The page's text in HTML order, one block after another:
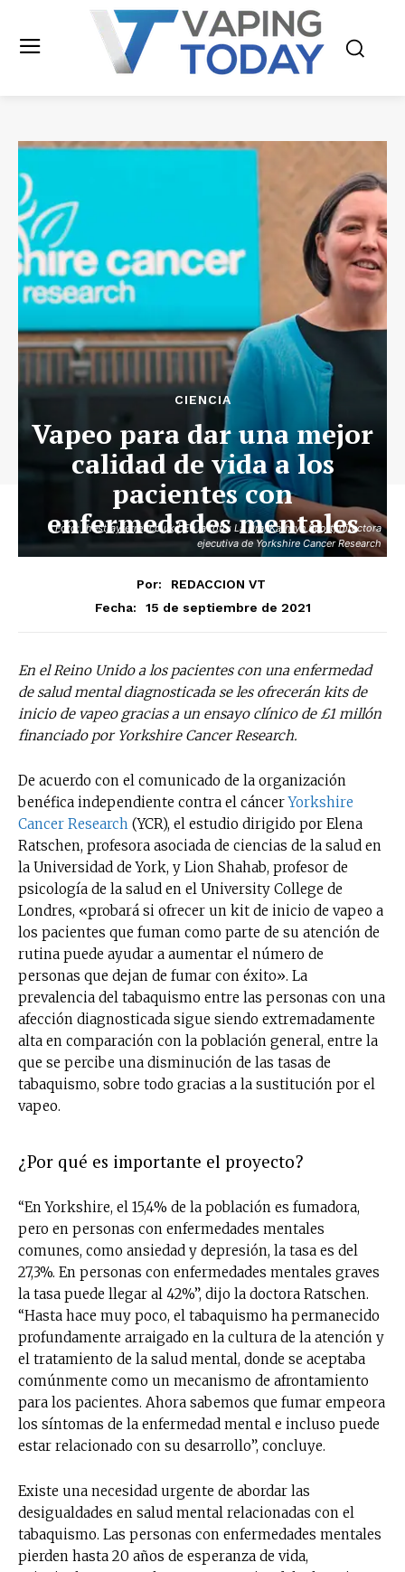
Foto: thestrayferret.co.uk | En la foto: La Dra. Kathryn Scott, directora
ejecutiva de Yorkshire Cancer Research
CIENCIA
Vapeo para dar una mejor
calidad de vida a los
pacientes con
enfermedades mentales
Por:
REDACCION VT
Fecha:
15 de septiembre de 2021
En el Reino Unido a los pacientes con una enfermedad
de salud mental diagnosticada se les ofrecerán kits de
inicio de vapeo gracias a un ensayo clínico de £1 millón
financiado por Yorkshire Cancer Research.
De acuerdo con el comunicado de la organización
benéfica independiente contra el cáncerYorkshire
Cancer Research (YCR), el estudio dirigido por Elena
Ratschen, profesora asociada de ciencias de la salud en
la Universidad de York, y Lion Shahab, profesor de
psicología de la salud en el University College de
Londres, «probará si ofrecer un kit de inicio de vapeo a
los pacientes que fuman como parte de su atención de
rutina puede ayudar a aumentar el número de
personas que dejan de fumar con éxito». La
prevalencia del tabaquismo entre las personas con una
afección diagnosticada sigue siendo extremadamente
alta en comparación con la población general, entre la
que se percibe una disminución de las tasas de
tabaquismo, sobre todo gracias a la sustitución por el
vapeo.
¿Por qué es importante el proyecto?
“En Yorkshire, el 15,4% de la población es fumadora,
pero en personas con enfermedades mentales
comunes, como ansiedad y depresión, la tasa es del
27,3%. En personas con enfermedades mentales graves
la tasa puede llegar al 42%”, dijo la doctora Ratschen.
“Hasta hace muy poco, el tabaquismo ha permanecido
profundamente arraigado en la cultura de la atención y
el tratamiento de la salud mental, donde se aceptaba
comúnmente como un mecanismo de afrontamiento
para los pacientes. Ahora sabemos que fumar empeora
los síntomas de la enfermedad mental e incluso puede
estar relacionado con su desarrollo”, concluye.
Existe una necesidad urgente de abordar las
desigualdades en salud mental relacionadas con el
tabaquismo. Las personas con enfermedades mentales
pierden hasta 20 años de esperanza de vida,